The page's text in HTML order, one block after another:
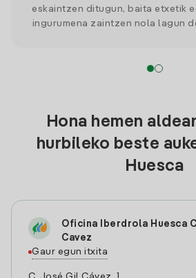
eskaintzen ditugun, baita etxetik
ingurumena zaintzen nola lagun
Hona hemen
hurbileko beste
Huesca
Oficina Iberdrola Huesca
Cavez
Gaur egun itxita